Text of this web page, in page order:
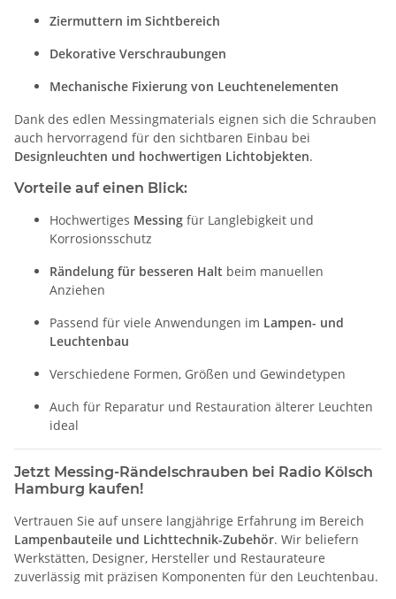
Ziermuttern im Sichtbereich
Dekorative Verschraubungen
Mechanische Fixierung von Leuchtenelementen
Dank des edlen Messingmaterials eignen sich die Schrauben
auch hervorragend für den sichtbaren Einbau bei
Designleuchten und hochwertigen Lichtobjekten.
Vorteile auf einen Blick:
Hochwertiges Messing für Langlebigkeit und
Korrosionsschutz
Rändelung für besseren Halt beim manuellen
Anziehen
Passend für viele Anwendungen im Lampen- und
Leuchtenbau
Verschiedene Formen, Größen und Gewindetypen
Auch für Reparatur und Restauration älterer Leuchten
ideal
Jetzt Messing-Rändelschrauben bei Radio Kölsch
Hamburg kaufen!
Vertrauen Sie auf unsere langjährige Erfahrung im Bereich
Lampenbauteile und Lichttechnik-Zubehör. Wir beliefern
Werkstätten, Designer, Hersteller und Restaurateure
zuverlässig mit präzisen Komponenten für den Leuchtenbau.